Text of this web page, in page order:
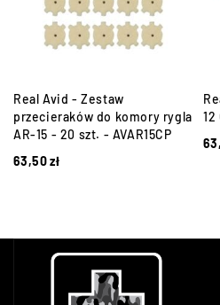
Real Avid - Zestaw
przecieraków do komory rygla
AR-15 - 20 szt. - AVAR15CP
63,50zł
12